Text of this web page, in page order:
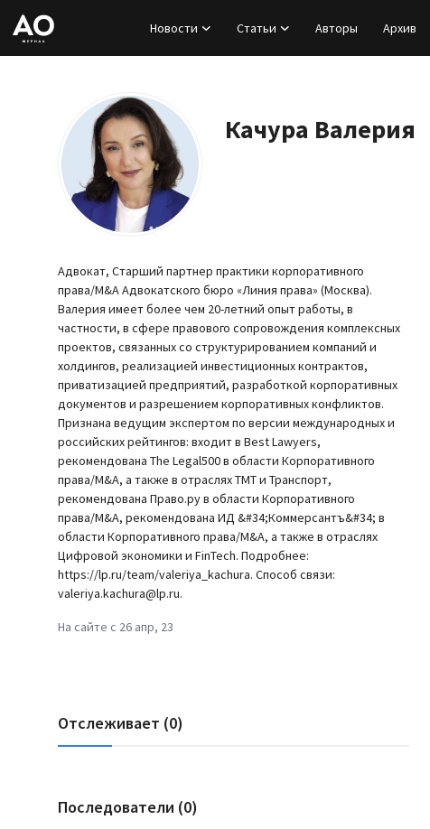
Новости Статьи Авторы Архив
Регистрация
Новости
База знаний
Подписка
Качура Валерия
Адвокат, Старший партнер практики корпоративного
права/M&A Адвокатского бюро «Линия права» (Москва).
Валерия имеет более чем 20-летний опыт работы, в
частности, в сфере правового сопровождения комплексных
проектов, связанных со структурированием компаний и
холдингов, реализацией инвестиционных контрактов,
приватизацией предприятий, разработкой корпоративных
документов и разрешением корпоративных конфликтов.
Признана ведущим экспертом по версии международных и
российских рейтингов: входит в Best Lawyers,
рекомендована The Legal500 в области Корпоративного
права/M&A, а также в отраслях TMT и Транспорт,
рекомендована Право.ру в области Корпоративного
права/M&A, рекомендована ИД &#34;Коммерсантъ&#34; в
области Корпоративного права/M&A, а также в отраслях
Цифровой экономики и FinTech. Подробнее:
https://lp.ru/team/valeriya_kachura. Способ связи:
valeriya.kachura@lp.ru.
На сайте с 26 апр, 23
Отслеживает (0)
Последователи (0)